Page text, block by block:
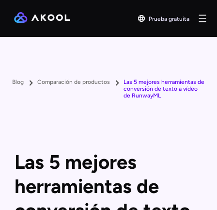
Prueba gratuita
Blog Comparación de productos
Las 5 mejores herramientas de
conversión de texto a vídeo
de RunwayML
Las 5 mejores
herramientas de